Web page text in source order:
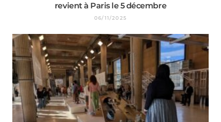
revient à Paris le 5 décembre
06/11/2025